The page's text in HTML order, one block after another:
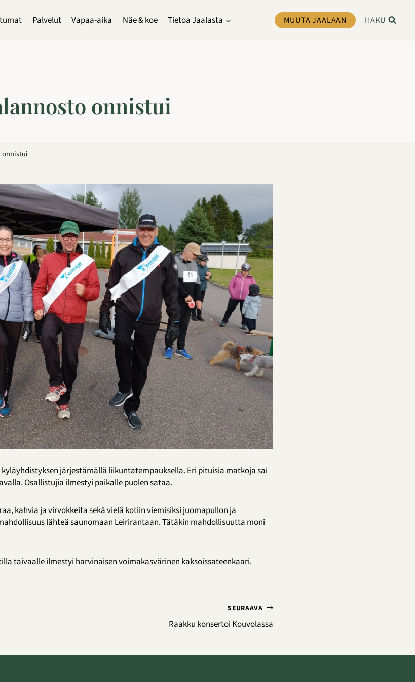
Palvelut Vapaa-aika Näe & koe Tietoa Jaalasta MUUTA JAALAAN HAKU
onnistui
onnistui
järjestämällä liikuntatempauksella. Eri pituisia matkoja sai
Osallistujia ilmestyi paikalle puolen sataa.
kahvia ja virvokkeita sekä vielä kotiin viemisiksi juomapullon ja
lähteä saunomaan Leirirantaan. Tätäkin mahdollisuutta moni
taivaalle ilmestyi harvinaisen voimakasvärinen kaksoissateenkaari.
SEURAAVA
Raakku konsertoi Kouvolassa